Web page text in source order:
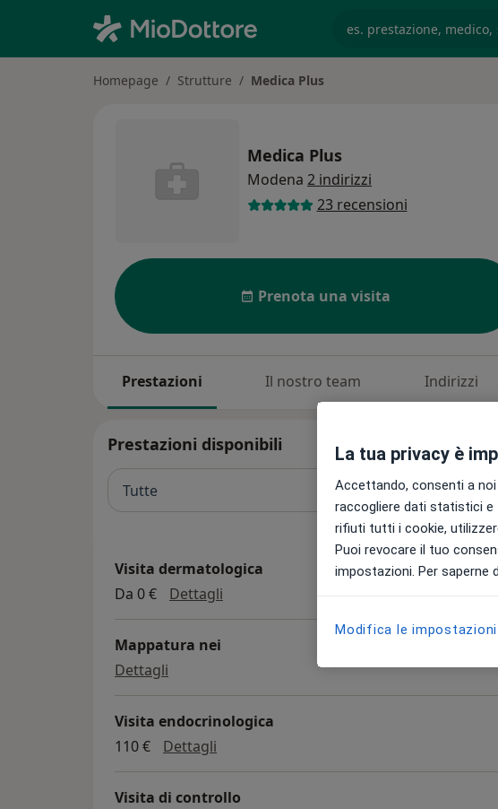
Homepage Strutture Medica Plus
Medica Plus
Modena 2 indirizzi
23 recensioni
Prenota una visita
Prestazioni Il nostro team Indirizzi
Prestazioni disponibili
Tutte
Visita dermatologica
Da 0 €
Dettagli
Mappatura nei
Dettagli
Visita endocrinologica
110 €
Dettagli
Visita di controllo
La tua privacy è
Accettando, consenti a
raccogliere dati statistici e
rifiuti tutti i cookie,
Puoi revocare il tuo
impostazioni. Per saperne
Modifica le impostazioni